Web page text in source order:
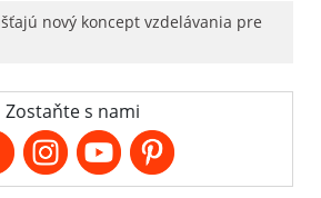
nový koncept vzdelávania pre
Zostaňte s nami